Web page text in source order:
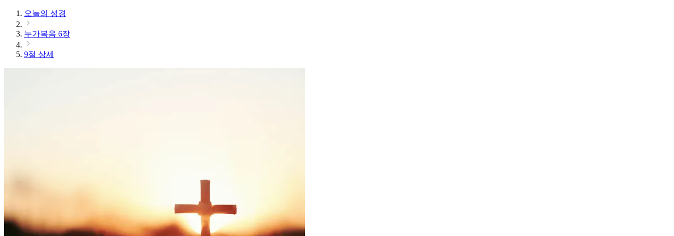
오늘의 성경
누가복음 6장
9절 상세